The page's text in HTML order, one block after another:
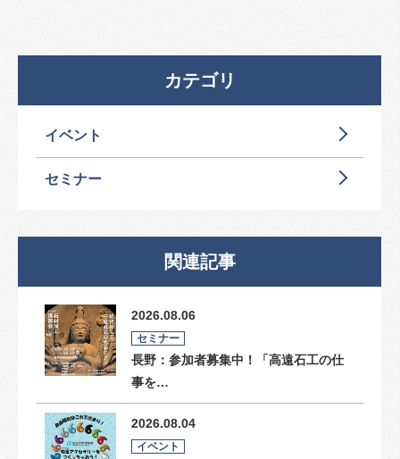
カテゴリ
イベント
セミナー
関連記事
2026.08.06
セミナー
長野：参加者募集中！「高遠石工の仕
事を…
2026.08.04
イベント